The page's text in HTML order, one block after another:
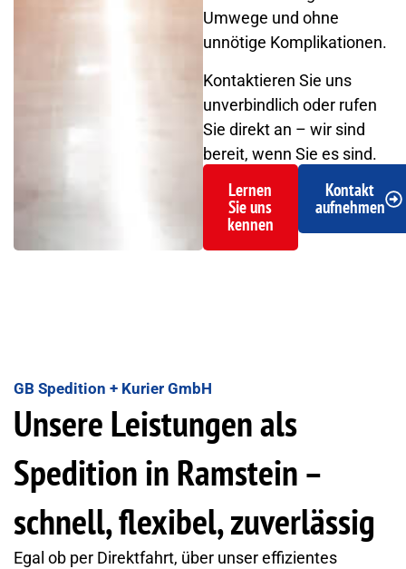
Umwege und ohne
unnötige Komplikationen.
Kontaktieren Sie uns
unverbindlich oder rufen
Sie direkt an – wir sind
bereit, wenn Sie es sind.
Lernen
Sie uns
kennen
Kontakt
aufnehmen
GB Spedition + Kurier GmbH
Unsere Leistungen als
Spedition in Ramstein –
schnell, flexibel, zuverlässig
Egal ob per Direktfahrt, über unser effizientes